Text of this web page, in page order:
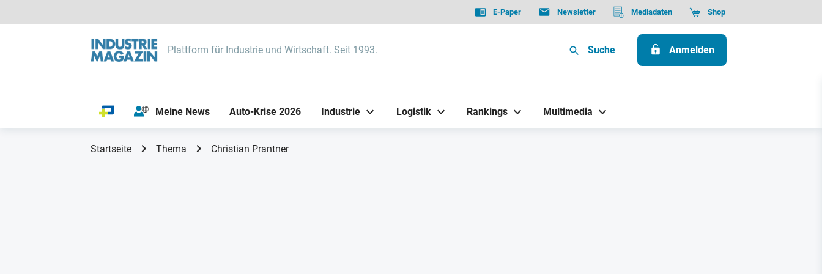
E-Paper Newsletter Mediadaten Shop
Plattform für Industrie und Wirtschaft. Seit 1993. Suche Anmelden
Meine News Auto-Krise 2026 Industrie Logistik Rankings Multimedia
Startseite Thema Christian Prantner